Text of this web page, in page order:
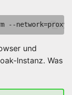
und
Instanz. Was